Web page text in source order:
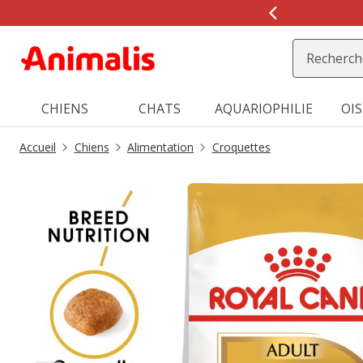
de
message,
CHIENS CHATS AQUARIOPHILIE
Accueil Chiens Alimentation Croquettes